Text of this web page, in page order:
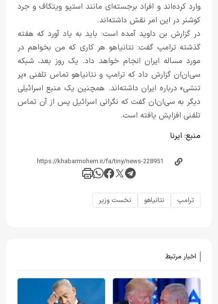
وارد کرده‌اند و افراد برجسته‌ای مانند استیو ویتکاف و جرد
کوشنر در این امر نقش داشته‌اند.
در گزارش بن داوید آمده است: باید به یاد آورد که هفته
گذشته ترامپ گفت: نتانیاهو هر کاری که من بخواهم در
مورد مساله ایران انجام خواهد داد. یک روز بعد، شبکه
سی‌ان‌ان گزارش داد که ترامپ و نتانیاهو تماس تلفنی «پر
تنشی» درباره ایران داشته‌اند. همچنین یک منبع اسرائیلی
دیگر به سی‌ان‌ان گفت که نگرانی اسرائیل پس از آن تماس
تلفنی افزایش یافته است.
منبع: ایرنا
ترامپ نتانیاهو نخست وزیر
اخبار مرتبط